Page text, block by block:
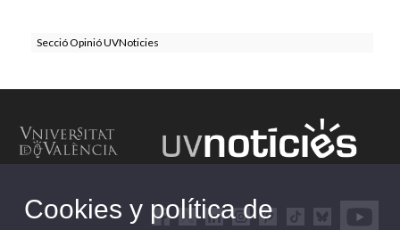
Secció Opinió UVNoticies
Cookies y política de